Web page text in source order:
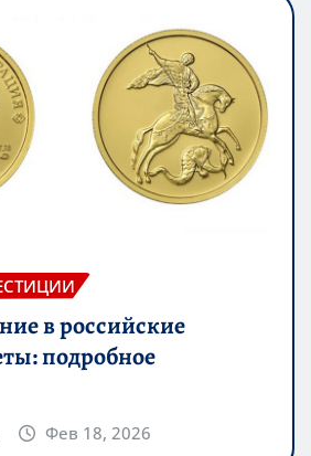
в российские
подробное
Фев 18, 2026